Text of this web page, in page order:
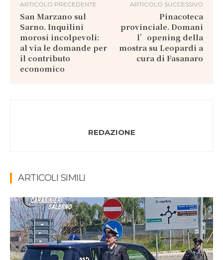
ARTICOLO PRECEDENTE
San Marzano sul
Sarno. Inquilini
morosi incolpevoli:
al via le domande per
il contributo
economico
ARTICOLO SUCCESSIVO
Pinacoteca
provinciale. Domani
l’opening della
mostra su Leopardi a
cura di Fasanaro
REDAZIONE
ARTICOLI SIMILI